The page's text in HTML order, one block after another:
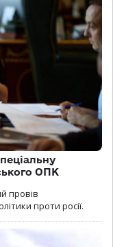
ОПК
провів
проти росії.